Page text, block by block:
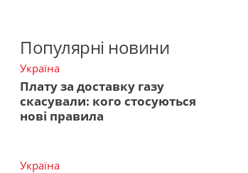
Популярні новини
Україна
Плату за доставку газу
скасували: кого стосуються
нові правила
Україна